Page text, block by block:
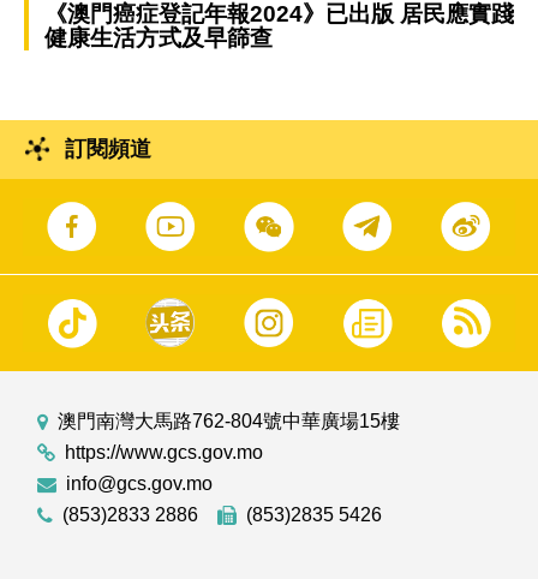
《澳門癌症登記年報2024》已出版 居民應實踐
健康生活方式及早篩查
訂閱頻道
澳門南灣大馬路762-804號中華廣場15樓
https://www.gcs.gov.mo
info@gcs.gov.mo
(853)2833 2886
(853)2835 5426